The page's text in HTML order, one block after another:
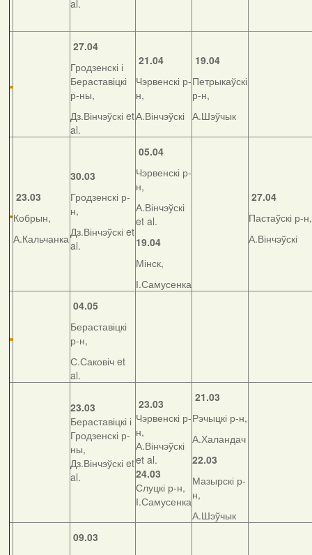
al.
27.04
Гродзенскі і
Бераставіцкі
р-ны,
Дз.Вінчэўскі et
al.
21.04
Чэрвенскі р-
н,
А.Вінчэўскі
19.04
Петрыкаўскі
р-н,
А.Шэўчык
23.03
Кобрын,
А.Кальчанка
30.03
Гродзенскі р-
н,
Дз.Вінчэўскі et
al.
05.04
Чэрвенскі р-
н,
А.Вінчэўскі
et al.
19.04
Мінск,
І.Самусенка
27.04
Пастаўскі р-н,
А.Вінчэўскі
04.05
Бераставіцкі
р-н,
С.Саковіч et
al.
23.03
Бераставіцкі і
Гродзенскі р-
ны,
Дз.Вінчэўскі et
al.
23.03
Чэрвенскі р-
н,
А.Вінчэўскі
et al.
24.03
Слуцкі р-н,
І.Самусенка
21.03
Рэчыцкі р-н,
А.Халандач
22.03
Мазырскі р-
н,
А.Шэўчык
09.03